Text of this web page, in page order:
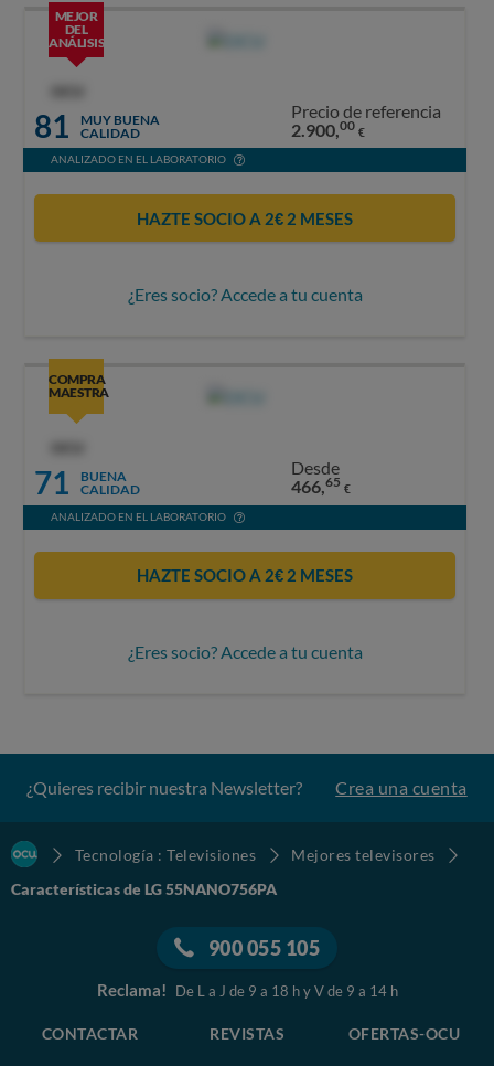
MEJOR
DEL
ANÁLISIS
81
MUY BUENA
CALIDAD
Precio de referencia
2.900,00 €
ANALIZADO EN EL LABORATORIO
HAZTE SOCIO A 2€ 2 MESES
¿Eres socio? Accede a tu cuenta
COMPRA
MAESTRA
71
BUENA
CALIDAD
Desde
466,65 €
ANALIZADO EN EL LABORATORIO
HAZTE SOCIO A 2€ 2 MESES
¿Eres socio? Accede a tu cuenta
¿Quieres recibir nuestra Newsletter? Crea una cuenta
Tecnología : Televisiones
Mejores televisores
Características de LG 55NANO756PA
900 055 105
Reclama! De L a J de 9 a 18 h y V de 9 a 14 h
CONTACTAR REVISTAS OFERTAS-OCU